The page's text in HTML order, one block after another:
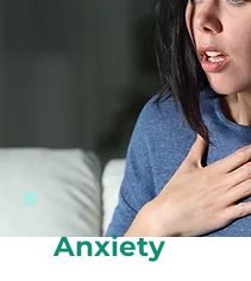
Anxiety